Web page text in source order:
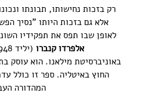
רק בזכות נחישותו, תבונתו
אלא גם בזכות היותו "נסיך
לאופן שבו תפס את תפקידיו
אלפרדו קנברו
באוניברסיטת מילאנו. הוא עוסק
החוץ באיטליה. ספר זו כולל
המהדורה